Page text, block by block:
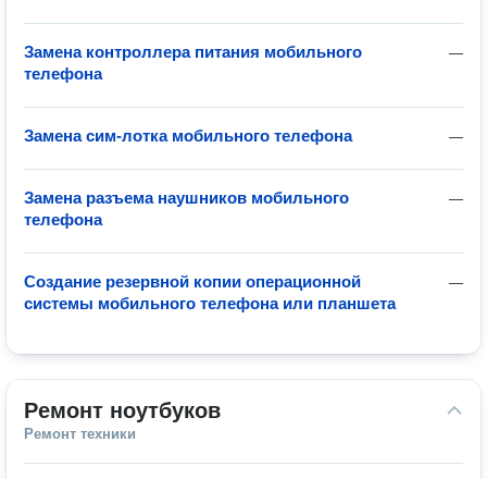
—
Замена контроллера питания мобильного
телефона
—
Замена сим-лотка мобильного телефона
—
Замена разъема наушников мобильного
телефона
—
Создание резервной копии операционной
системы мобильного телефона или планшета
Ремонт ноутбуков
Ремонт техники